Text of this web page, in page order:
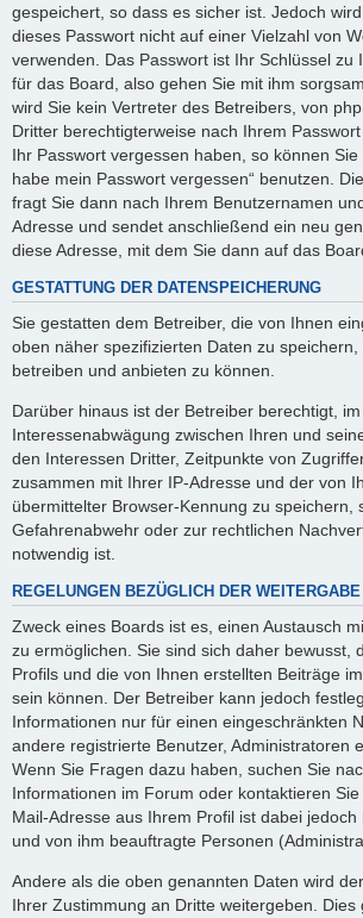
gespeichert, so dass es sicher ist. Jedoch
dieses Passwort nicht auf einer Vielzahl von
verwenden. Das Passwort ist Ihr Schlüssel zu
für das Board, also gehen Sie mit ihm
wird Sie kein Vertreter des Betreibers, von
Dritter berechtigterweise nach Ihrem
Ihr Passwort vergessen haben, so können Sie
habe mein Passwort vergessen“ benutzen.
fragt Sie dann nach Ihrem Benutzernamen
Adresse und sendet anschließend ein neu
diese Adresse, mit dem Sie dann auf das
GESTATTUNG DER DATENSPEICHERUNG
Sie gestatten dem Betreiber, die von Ihnen
oben näher spezifizierten Daten zu speichern,
betreiben und anbieten zu können.
Darüber hinaus ist der Betreiber berechtigt,
Interessenabwägung zwischen Ihren und
den Interessen Dritter, Zeitpunkte von
zusammen mit Ihrer IP-Adresse und der von
übermittelter Browser-Kennung zu speichern,
Gefahrenabwehr oder zur rechtlichen
notwendig ist.
REGELUNGEN BEZÜGLICH DER WEITERGABE
Zweck eines Boards ist es, einen Austausch
zu ermöglichen. Sie sind sich daher bewusst,
Profils und die von Ihnen erstellten Beiträge
sein können. Der Betreiber kann jedoch
Informationen nur für einen eingeschränkten
andere registrierte Benutzer, Administratoren
Wenn Sie Fragen dazu haben, suchen Sie
Informationen im Forum oder kontaktieren
Mail-Adresse aus Ihrem Profil ist dabei
und von ihm beauftragte Personen
Andere als die oben genannten Daten wird
Ihrer Zustimmung an Dritte weitergeben. Dies